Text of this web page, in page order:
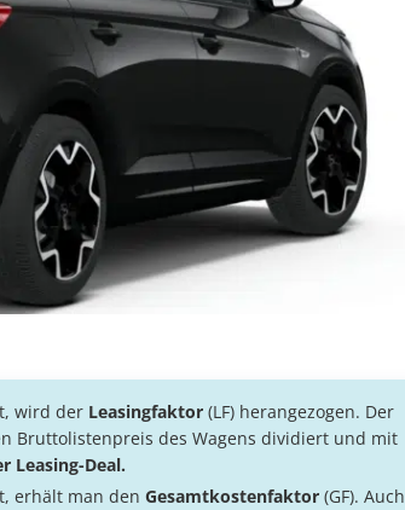
wird der Leasingfaktor (LF) herangezogen. Der
Bruttolistenpreis des Wagens dividiert und mit
Leasing-Deal.
erhält man den Gesamtkostenfaktor (GF). Auch